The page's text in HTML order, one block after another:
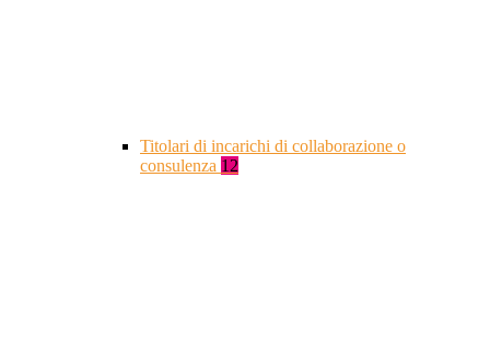
Titolari di incarichi di collaborazione o
consulenza 12